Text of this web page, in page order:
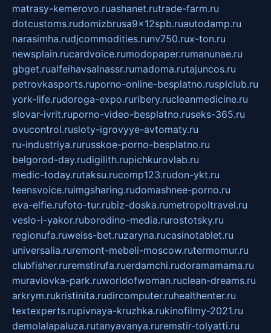
matrasy-kemerovo.ruashanet.rutrade-farm.ru
dotcustoms.rudomizbrusa9x12spb.ruautodamp.ru
narasimha.rudjcommodities.runv750.rux-ton.ru
newsplain.rucardvoice.rumodopaper.rumanunae.ru
gbget.rualfeihavsalnassr.rumadoma.rutajuncos.ru
petrovkasports.ruporno-online-besplatno.rusplclub.ru
york-life.rudoroga-expo.ruribery.rucleanmedicine.ru
slovar-ivrit.ruporno-video-besplatno.ruseks-365.ru
ovucontrol.rusloty-igrovyye-avtomaty.ru
ru-industriya.rurusskoe-porno-besplatno.ru
belgorod-day.rudigilith.rupichkurovlab.ru
medic-today.rutaksu.rucomp123.rudon-ykt.ru
teensvoice.ruimgsharing.rudomashnee-porno.ru
eva-elfie.rufoto-tur.rubiz-doska.rumetropoltravel.ru
veslo-i-yakor.ruborodino-media.rurostotsky.ru
regionufa.ruweiss-bet.ruzaryna.rucasinotablet.ru
universalia.ruremont-mebeli-moscow.rutermomur.ru
clubfisher.ruremstirufa.ruerdamchi.rudoramamama.ru
muraviovka-park.ruworldofwoman.ruclean-dreams.ru
arkrym.rukristinita.rudircomputer.ruhealthenter.ru
textexperts.rupivnaya-kruzhka.rukinofilmy-2021.ru
demolalapaluza.rutanyavanya.ruremstir-tolyatti.ru